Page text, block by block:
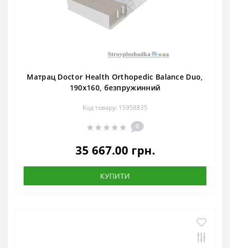
Матрац Doctor Health Orthopedic Balance Duo,
190x160, безпружинний
Код товару: 15958835
0
35 667.00 грн.
КУПИТИ